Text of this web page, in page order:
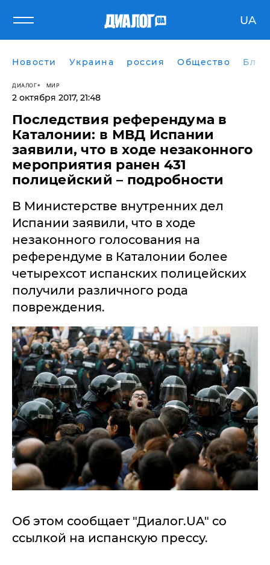
UA
Новости Украина россия Общество
ДИАЛОГ МИР
2 октября 2017, 21:48
Последствия референдума в
Каталонии: в МВД Испании
заявили, что в ходе незаконного
мероприятия ранен 431
полицейский – подробности
В Министерстве внутренних дел
Испании заявили, что в ходе
незаконного голосования на
референдуме в Каталонии более
четырехсот испанских полицейских
получили различного рода
повреждения.
Об этом сообщает "Диалог.UA" со
ссылкой на испанскую прессу.